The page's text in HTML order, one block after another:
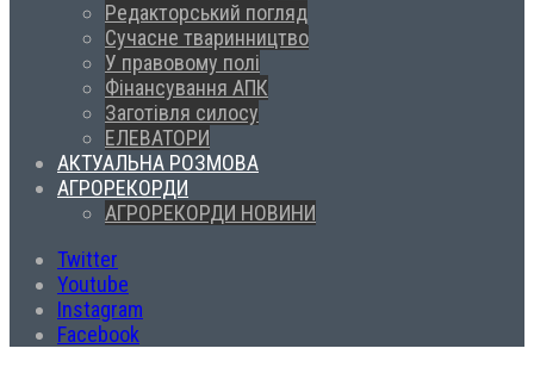
Редакторський погляд
Сучасне тваринництво
У правовому полі
Фінансування АПК
Заготівля силосу
ЕЛЕВАТОРИ
АКТУАЛЬНА РОЗМОВА
АГРОРЕКОРДИ
АГРОРЕКОРДИ НОВИНИ
Twitter
Youtube
Instagram
Facebook